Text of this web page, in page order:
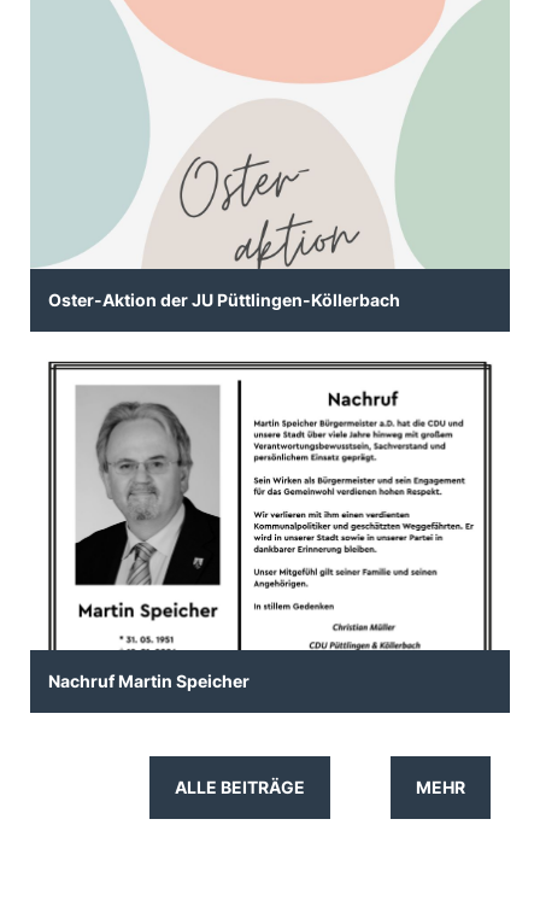
Oster-Aktion der JU Püttlingen-Köllerbach
Nachruf Martin Speicher
ALLE BEITRÄGE MEHR